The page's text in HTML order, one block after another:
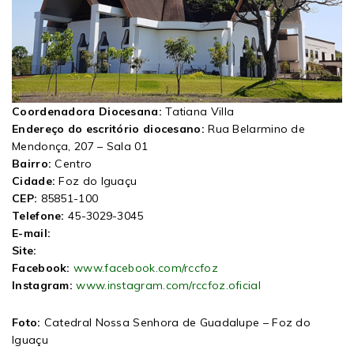
Coordenadora Diocesana: Tatiana Villa
Endereço do escritório diocesano: Rua Belarmino de
Mendonça, 207 – Sala 01
Bairro: Centro
Cidade: Foz do Iguaçu
CEP: 85851-100
Telefone: 45-3029-3045
E-mail:
Site:
Facebook: www.facebook.com/rccfoz
Instagram: www.instagram.com/rccfoz.oficial
Foto: Catedral Nossa Senhora de Guadalupe – Foz do
Iguaçu